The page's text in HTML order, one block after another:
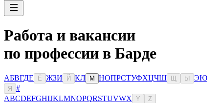
Работа и вакансии
по профессии в Барде
АБВГДЕ Ё ЖЗИ Й КЛ М НОПРСТУФХЦЧШ Ы ЭЮ
Я
#
ABCDEFGHIJKLMNOPQRSTUVWX Y Z